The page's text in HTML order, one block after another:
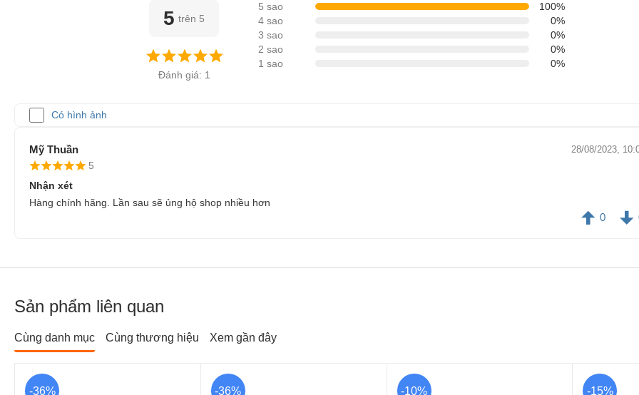
5 trên 5
Đánh giá: 1
5 sao
100%
4 sao
0%
3 sao
0%
2 sao
0%
1 sao
0%
Có hình ảnh
Mỹ Thuần 28/08/2023,
5
Nhận xét
Hàng chính hãng. Lần sau sẽ ủng hộ shop nhiều hơn
0
Sản phẩm liên quan
Cùng danh mục Cùng thương hiệu Xem gần đây
-36% -36% -10% -15%